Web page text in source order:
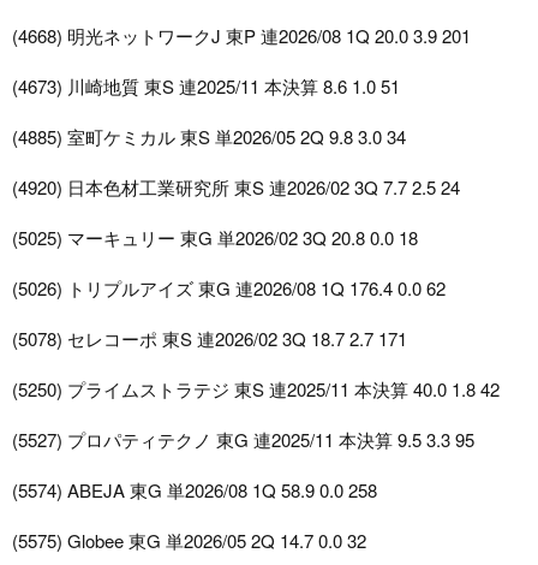
(4668) 明光ネットワークJ 東P 連2026/08 1Q 20.0 3.9 201
(4673) 川崎地質 東S 連2025/11 本決算 8.6 1.0 51
(4885) 室町ケミカル 東S 単2026/05 2Q 9.8 3.0 34
(4920) 日本色材工業研究所 東S 連2026/02 3Q 7.7 2.5 24
(5025) マーキュリー 東G 単2026/02 3Q 20.8 0.0 18
(5026) トリプルアイズ 東G 連2026/08 1Q 176.4 0.0 62
(5078) セレコーポ 東S 連2026/02 3Q 18.7 2.7 171
(5250) プライムストラテジ 東S 連2025/11 本決算 40.0 1.8 42
(5527) プロパティテクノ 東G 連2025/11 本決算 9.5 3.3 95
(5574) ABEJA 東G 単2026/08 1Q 58.9 0.0 258
(5575) Globee 東G 単2026/05 2Q 14.7 0.0 32